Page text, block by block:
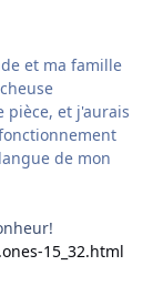
et ma famille
pièce, et j'aurais
de mon
15_32.html